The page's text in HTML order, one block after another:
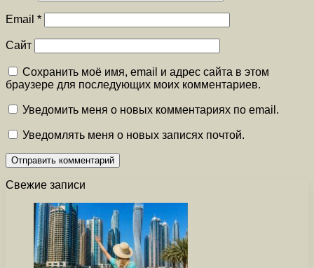
Email *
Сайт
Сохранить моё имя, email и адрес сайта в этом
браузере для последующих моих комментариев.
Уведомить меня о новых комментариях по email.
Уведомлять меня о новых записях почтой.
Свежие записи